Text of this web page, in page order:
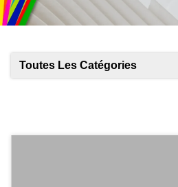
Toutes Les Catégories